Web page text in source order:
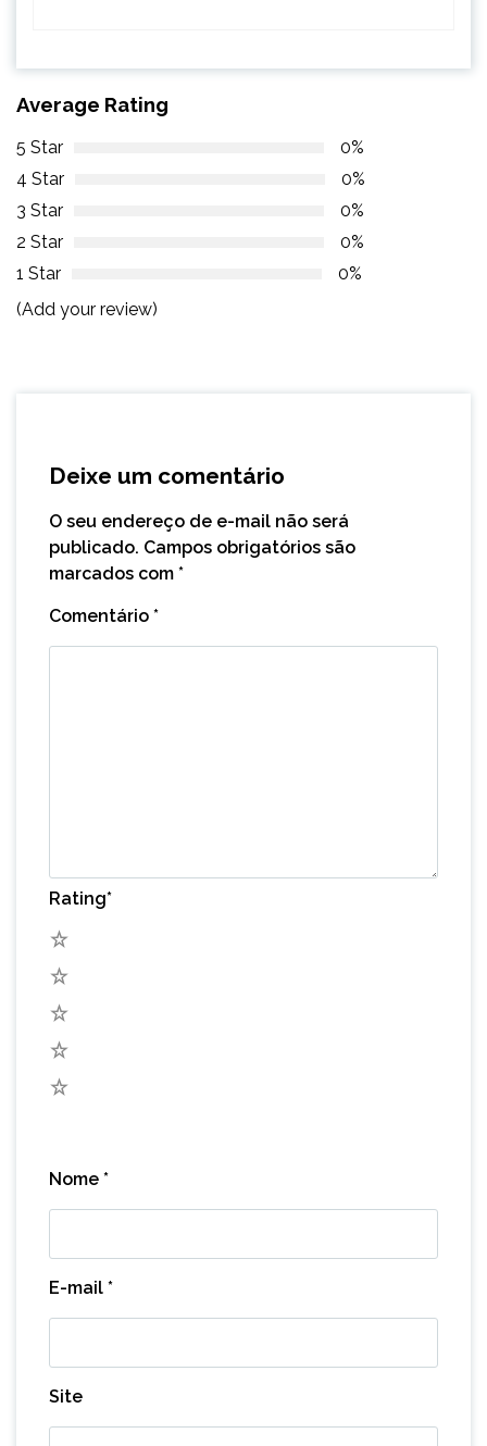
Average Rating
5 Star
0%
4 Star
0%
3 Star
0%
2 Star
0%
1 Star
0%
(Add your review)
Deixe um comentário
O seu endereço de e-mail não será
publicado. Campos obrigatórios são
marcados com *
Comentário *
Rating*
Nome *
E-mail *
Site